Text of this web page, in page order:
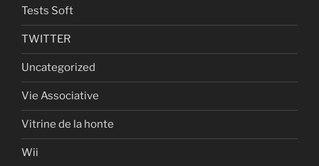
Tests Soft
TWITTER
Uncategorized
Vie Associative
Vitrine de la honte
Wii